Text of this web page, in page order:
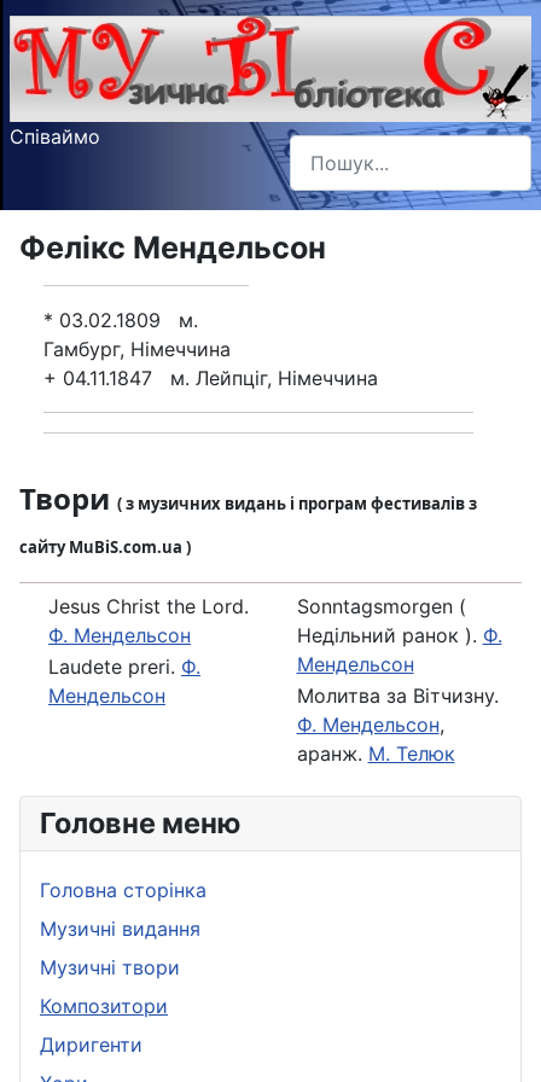
Співаймо Пошук
Type 2 or more characters
Головне меню
Головна сторінка
Музичні видання
Музичні твори
Композитори
Диригенти
Фелікс Мендельсон
* 03.02.1809 м.
Гамбург, Німеччина
+ 04.11.1847 м. Лейпціг, Німеччина
Твори ( з музичних видань і програм фестивалів з
сайту MuBiS.com.ua )
Jesus Christ the Lord.
Ф. Мендельсон
Laudete preri. Ф.
Мендельсон
Sonntagsmorgen (
Недільний ранок ). Ф.
Мендельсон
Молитва за Вітчизну.
Ф. Мендельсон,
аранж. М. Телюк